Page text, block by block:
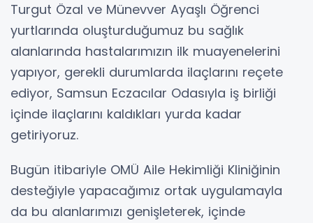
Turgut Özal ve Münevver Ayaşlı Öğrenci
yurtlarında oluşturduğumuz bu sağlık
alanlarında hastalarımızın ilk muayenelerini
yapıyor, gerekli durumlarda ilaçlarını reçete
ediyor, Samsun Eczacılar Odasıyla iş birliği
içinde ilaçlarını kaldıkları yurda kadar
getiriyoruz.
Bugün itibariyle OMÜ Aile Hekimliği Kliniğinin
desteğiyle yapacağımız ortak uygulamayla
da bu alanlarımızı genişleterek, içinde